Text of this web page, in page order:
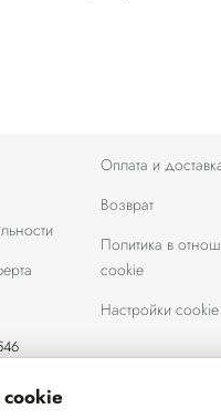
Оплата и
Возврат
Политика в
cookie
Настройки cookie
N0061039 от 15.06.2012
г.Брест